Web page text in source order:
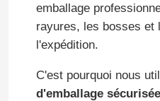
emballage
rayures, les bosses et
l'expédition.
C'est pourquoi nous
d'emballage